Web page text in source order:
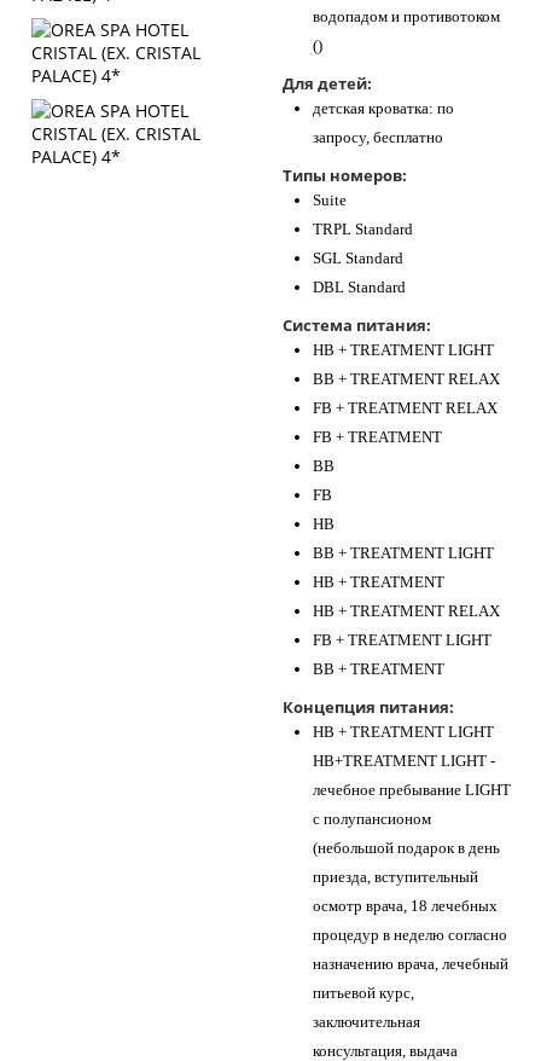
водопадом и противотоком
()
Для детей:
детская кроватка: по
запросу, бесплатно
Типы номеров:
Suite
TRPL Standard
SGL Standard
DBL Standard
Система питания:
HB + TREATMENT LIGHT
BB + TREATMENT RELAX
FB + TREATMENT RELAX
FB + TREATMENT
BB
FB
HB
BB + TREATMENT LIGHT
HB + TREATMENT
HB + TREATMENT RELAX
FB + TREATMENT LIGHT
BB + TREATMENT
Концепция питания:
HB + TREATMENT LIGHT
HB+TREATMENT LIGHT -
лечебное пребывание LIGHT
с полупансионом
(небольшой подарок в день
приезда, вступительный
осмотр врача, 18 лечебных
процедур в неделю согласно
назначению врача, лечебный
питьевой курс,
заключительная
консультация, выдача